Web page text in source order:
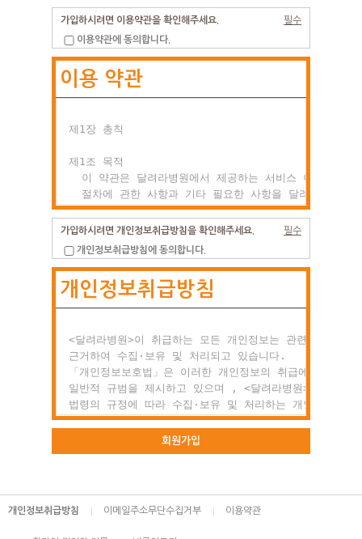
필수
가입하시려면 이용약관을 확인해주세요.
이용약관에 동의합니다.
이용 약관
제1장 총칙
제1조 목적
  이 약관은 달려라병원에서 제공하는 서비스 이용조건 및
절차에 관한 사항과 기타 필요한 사항을 달려라병원과(
이용자의 권리, 의미 및 책임사항 등을 규정함을 목적
  합니다.
제2조 약관의 효력과 변경
(1) 이 약관은 이용자에게 공시함으로서 효력이 발생
(2) 달려라병원는 사정 변경의 경우와 영업상 중요사유
      전항과 같은 방법으로 효력이 발생합니다.
제3조 약관 외 준칙
  이 약관에 명시되지 않은 사항이 관계법령에 규정되어
  있을 경우에는 그 규정에 따릅니다.
○ 제2장 회원 가입과 서비스 이용
  양식을 작성하고 'ID'와 '비밀번호'를 발급받은 사람을
필수
가입하시려면 개인정보취급방침을 확인해주세요.
개인정보취급방침에 동의합니다.
개인정보취급방침
<달려라병원>이 취급하는 모든 개인정보는 관련 법령에
근거하여 수집·보유 및 처리되고 있습니다.
「개인정보보호법」은 이러한 개인정보의 취급에 대한
일반적 규범을 제시하고 있으며 , <달려라병원>은 이러한
법령의 규정에 따라 수집·보유 및 처리하는 개인정보를
공공업무의 적절한 수행과 정보주체의 권익을 보호하기
위해 적법하고 적정하게 취급할 것입니다.
권익의 침해 등에 대하여 행정심판법에서 정하는 바에 따
회원가입
개인정보취급방침 이메일주소무단수집거부 이용약관